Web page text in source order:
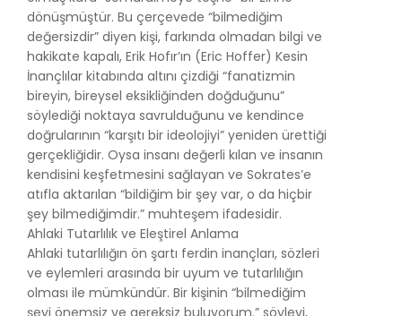
dönüşmüştür. Bu çerçevede “bilmediğim
değersizdir” diyen kişi, farkında olmadan bilgi ve
hakikate kapalı, Erik Hofır’ın (Eric Hoffer) Kesin
İnançlılar kitabında altını çizdiği “fanatizmin
bireyin, bireysel eksikliğinden doğduğunu”
söylediği noktaya savrulduğunu ve kendince
doğrularının “karşıtı bir ideolojiyi” yeniden ürettiği
gerçekliğidir. Oysa insanı değerli kılan ve insanın
kendisini keşfetmesini sağlayan ve Sokrates’e
atıfla aktarılan “bildiğim bir şey var, o da hiçbir
şey bilmediğimdir.” muhteşem ifadesidir.
Ahlaki Tutarlılık ve Eleştirel Anlama
Ahlaki tutarlılığın ön şartı ferdin inançları, sözleri
ve eylemleri arasında bir uyum ve tutarlılığın
olması ile mümkündür. Bir kişinin “bilmediğim
şeyi önemsiz ve gereksiz buluyorum.” söylevi,